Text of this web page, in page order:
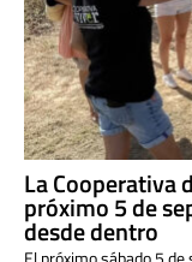
La Cooperativa
próximo 5 de
desde dentro